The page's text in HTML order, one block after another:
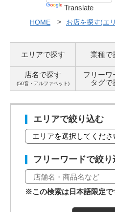
Translate
HOME お店を探す(エ
エリアで探す 業種で
店名で探す
(50音・アルファベット)
フリーワ
タグで
エリアで絞り込む
フリーワードで絞り
※この検索は日本語限定で